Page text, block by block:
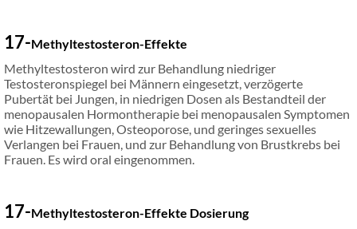
17-Methyltestosteron-Effekte
Methyltestosteron wird zur Behandlung niedriger
Testosteronspiegel bei Männern eingesetzt, verzögerte
Pubertät bei Jungen, in niedrigen Dosen als Bestandteil der
menopausalen Hormontherapie bei menopausalen Symptomen
wie Hitzewallungen, Osteoporose, und geringes sexuelles
Verlangen bei Frauen, und zur Behandlung von Brustkrebs bei
Frauen. Es wird oral eingenommen.
17-Methyltestosteron-Effekte Dosierung